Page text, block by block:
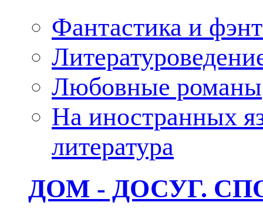
Фантастика и
Любовные романы
На иностранных
литература
ДОМ - ДОСУГ.